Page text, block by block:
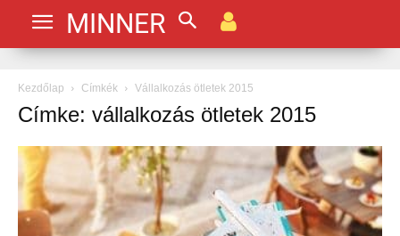
MINNER
Kezdőlap Címkék Vállalkozás ötletek 2015
Címke: vállalkozás ötletek 2015